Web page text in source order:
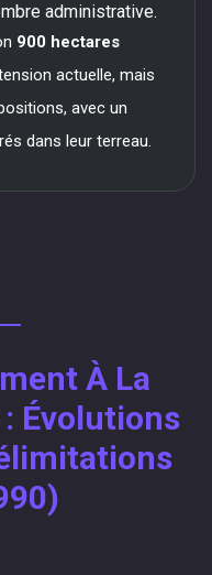
administrative.
900 hectares
actuelle, mais
avec un
dans leur terreau.
À La
Évolutions